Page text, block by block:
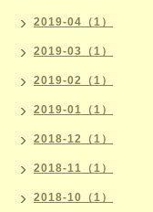
2019-04（1）
2019-03（1）
2019-02（1）
2019-01（1）
2018-12（1）
2018-11（1）
2018-10（1）